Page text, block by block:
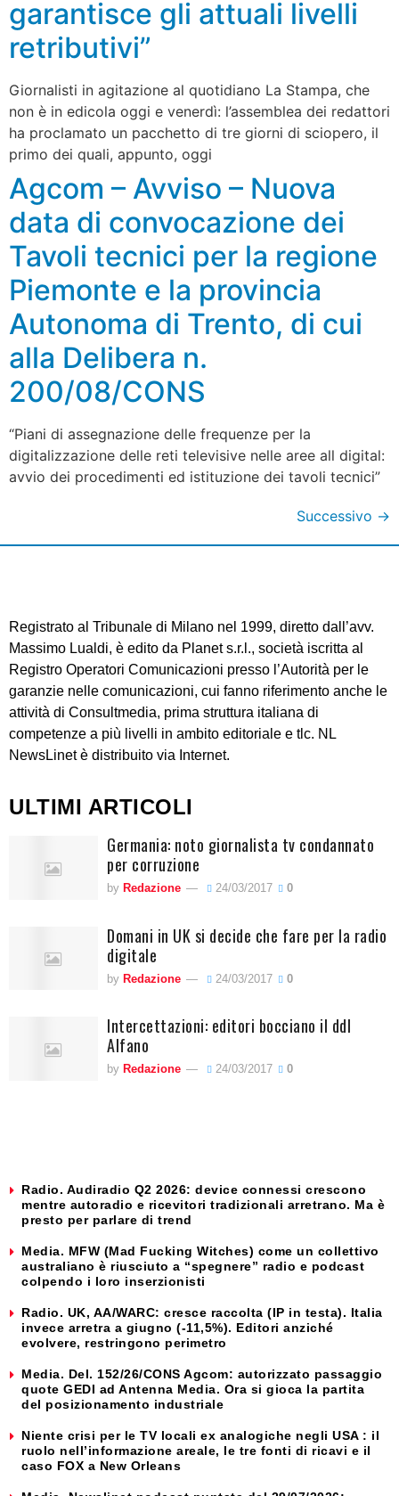
garantisce gli attuali livelli
retributivi”
Giornalisti in agitazione al quotidiano La Stampa, che
non è in edicola oggi e venerdì: l’assemblea dei redattori
ha proclamato un pacchetto di tre giorni di sciopero, il
primo dei quali, appunto, oggi
Agcom – Avviso – Nuova
data di convocazione dei
Tavoli tecnici per la regione
Piemonte e la provincia
Autonoma di Trento, di cui
alla Delibera n.
200/08/CONS
“Piani di assegnazione delle frequenze per la
digitalizzazione delle reti televisive nelle aree all digital:
avvio dei procedimenti ed istituzione dei tavoli tecnici”
Successivo →
Registrato al Tribunale di Milano nel 1999, diretto dall’avv.
Massimo Lualdi, è edito da Planet s.r.l., società iscritta al
Registro Operatori Comunicazioni presso l’Autorità per le
garanzie nelle comunicazioni, cui fanno riferimento anche le
attività di Consultmedia, prima struttura italiana di
competenze a più livelli in ambito editoriale e tlc. NL
NewsLinet è distribuito via Internet.
ULTIMI ARTICOLI
Germania: noto giornalista tv condannato
per corruzione
by Redazione 24/03/2017 0
Domani in UK si decide che fare per la radio
digitale
by Redazione 24/03/2017 0
Intercettazioni: editori bocciano il ddl
Alfano
by Redazione 24/03/2017 0
Radio. Audiradio Q2 2026: device connessi crescono
mentre autoradio e ricevitori tradizionali arretrano. Ma è
presto per parlare di trend
Media. MFW (Mad Fucking Witches) come un collettivo
australiano è riusciuto a “spegnere” radio e podcast
colpendo i loro inserzionisti
Radio. UK, AA/WARC: cresce raccolta (IP in testa). Italia
invece arretra a giugno (-11,5%). Editori anziché
evolvere, restringono perimetro
Media. Del. 152/26/CONS Agcom: autorizzato passaggio
quote GEDI ad Antenna Media. Ora si gioca la partita
del posizionamento industriale
Niente crisi per le TV locali ex analogiche negli USA : il
ruolo nell’informazione areale, le tre fonti di ricavi e il
caso FOX a New Orleans